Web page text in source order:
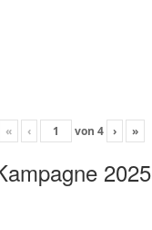
« ‹ von 4 › »
2025